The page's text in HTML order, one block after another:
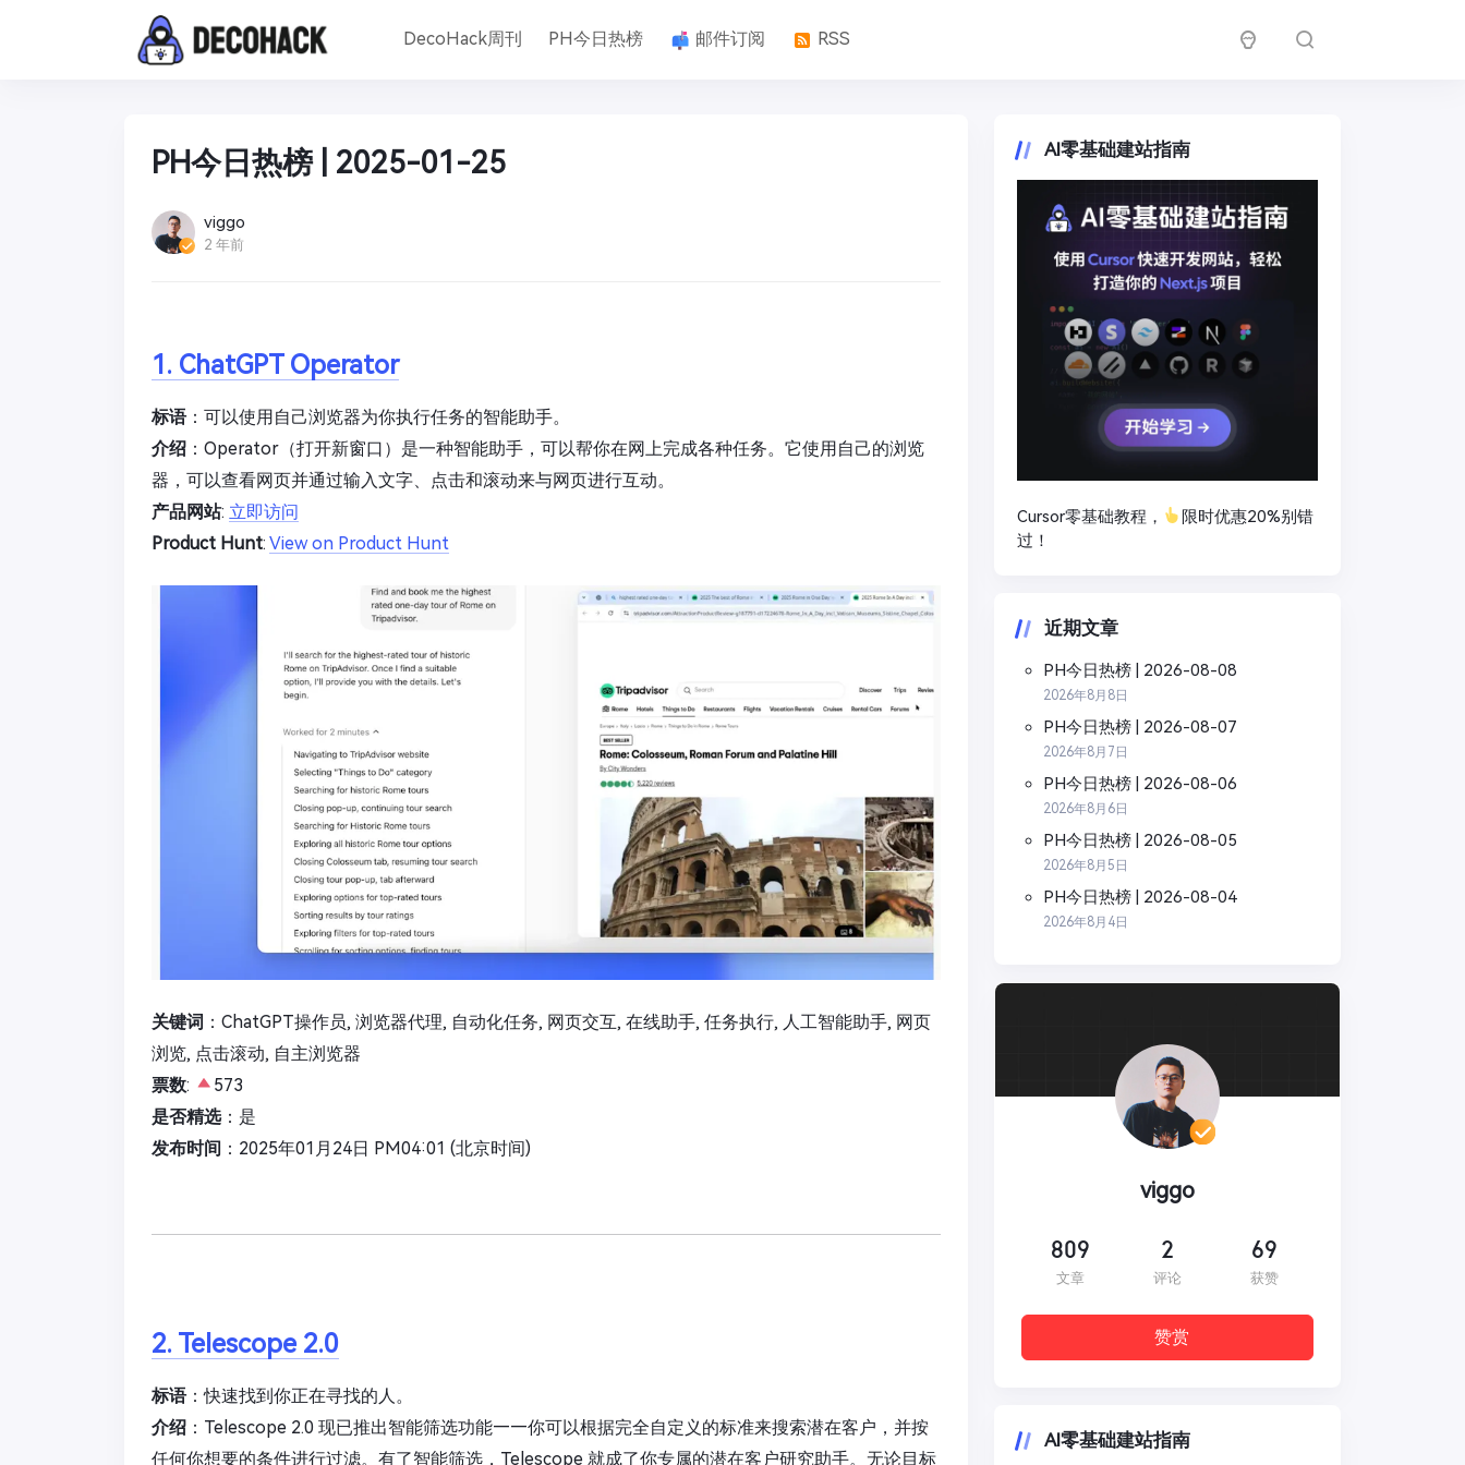
DecoHack周刊 PH今日热榜 邮件订阅 RSS
PH今日热榜 | 2025-01-25
viggo
2 年前
1. ChatGPT Operator
标语：可以使用自己浏览器为你执行任务的智能助手。
介绍 ：Operator（打开新窗口）是一种智能助手，可以帮你在网上完成各种任务。它使用自己的浏览
器，可以查看网页并通过输入文字、点击和滚动来与网页进行互动。
产品网站: 立即访问
Product Hunt: View on Product Hunt
关键词 ：ChatGPT操作员, 浏览器代理, 自动化任务, 网页交互, 在线助手, 任务执行, 人工智能助手, 网页
浏览, 点击滚动, 自主浏览器
票数:
573
是否精选：是
发布时间 ：2025年01月24日 PM04:01 (北京时间)
2. Telescope 2.0
标语：快速找到你正在寻找的人。
介绍 ：Telescope 2.0 现已推出智能筛选功能——你可以根据完全自定义的标准来搜索潜在客户，并按
任何你想要的条件进行过滤。有了智能筛选，Telescope 就成了你专属的潜在客户研究助手。无论目标
AI零基础建站指南
Cursor零基础教程，
限时优惠20%别错
过！
近期文章
PH今日热榜 | 2026-08-08
2026年8月8日
PH今日热榜 | 2026-08-07
2026年8月7日
PH今日热榜 | 2026-08-06
2026年8月6日
PH今日热榜 | 2026-08-05
2026年8月5日
PH今日热榜 | 2026-08-04
2026年8月4日
viggo
809
文章
2
评论
69
获赞
赞赏
AI零基础建站指南